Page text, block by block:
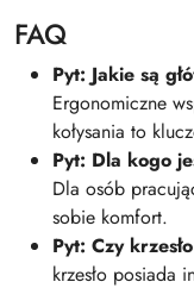
FAQ
Pyt: Jakie są
Ergonomiczne
kołysania to
Pyt: Dla kogo
Dla osób
sobie komfort.
Pyt: Czy
krzesło posiada